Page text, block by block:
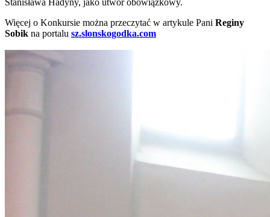
Więcej o Konkursie można przeczytać w artykule Pani Reginy
Sobik na portalu sz.slonskogodka.com